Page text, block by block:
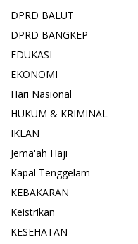
DPRD BALUT
DPRD BANGKEP
EDUKASI
EKONOMI
Hari Nasional
HUKUM & KRIMINAL
IKLAN
Jema'ah Haji
Kapal Tenggelam
KEBAKARAN
Keistrikan
KESEHATAN